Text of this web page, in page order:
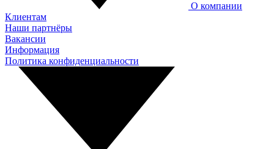
О компании
Клиентам
Наши партнёры
Вакансии
Информация
Политика конфиденциальности